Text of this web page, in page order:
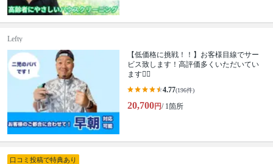
Lefty
【低価格に挑戦！！】お客様目線でサー
ビス致します！高評価多くいただいてい
ます🙆‍♂️
4.77(196件)
20,700円/ 1箇所
口コミ投稿で特典あり